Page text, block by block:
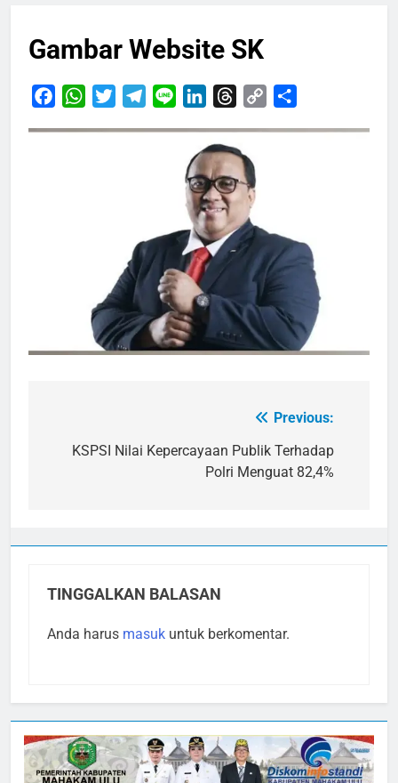
Gambar Website SK
FacebookWhatsApp
TwitterTelegram
Line LinkedInThreads
Copy
pos
Previous:
KSPSI Nilai Kepercayaan Publik Terhadap
Polri Menguat 82,4%
TINGGALKAN BALASAN
Anda harus masuk untuk berkomentar.